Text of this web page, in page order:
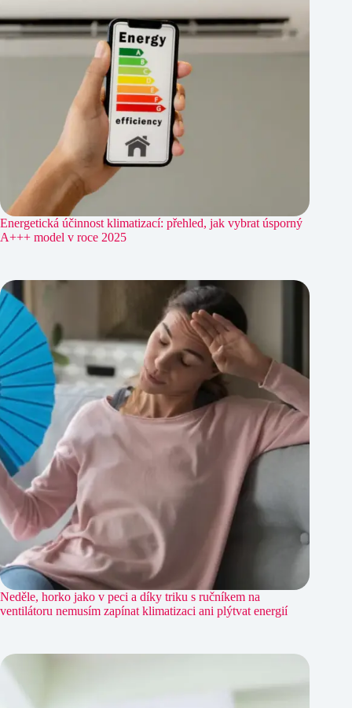
Energetická účinnost klimatizací: přehled, jak vybrat úsporný
A+++ model v roce 2025
Neděle, horko jako v peci a díky triku s ručníkem na
ventilátoru nemusím zapínat klimatizaci ani plýtvat energií